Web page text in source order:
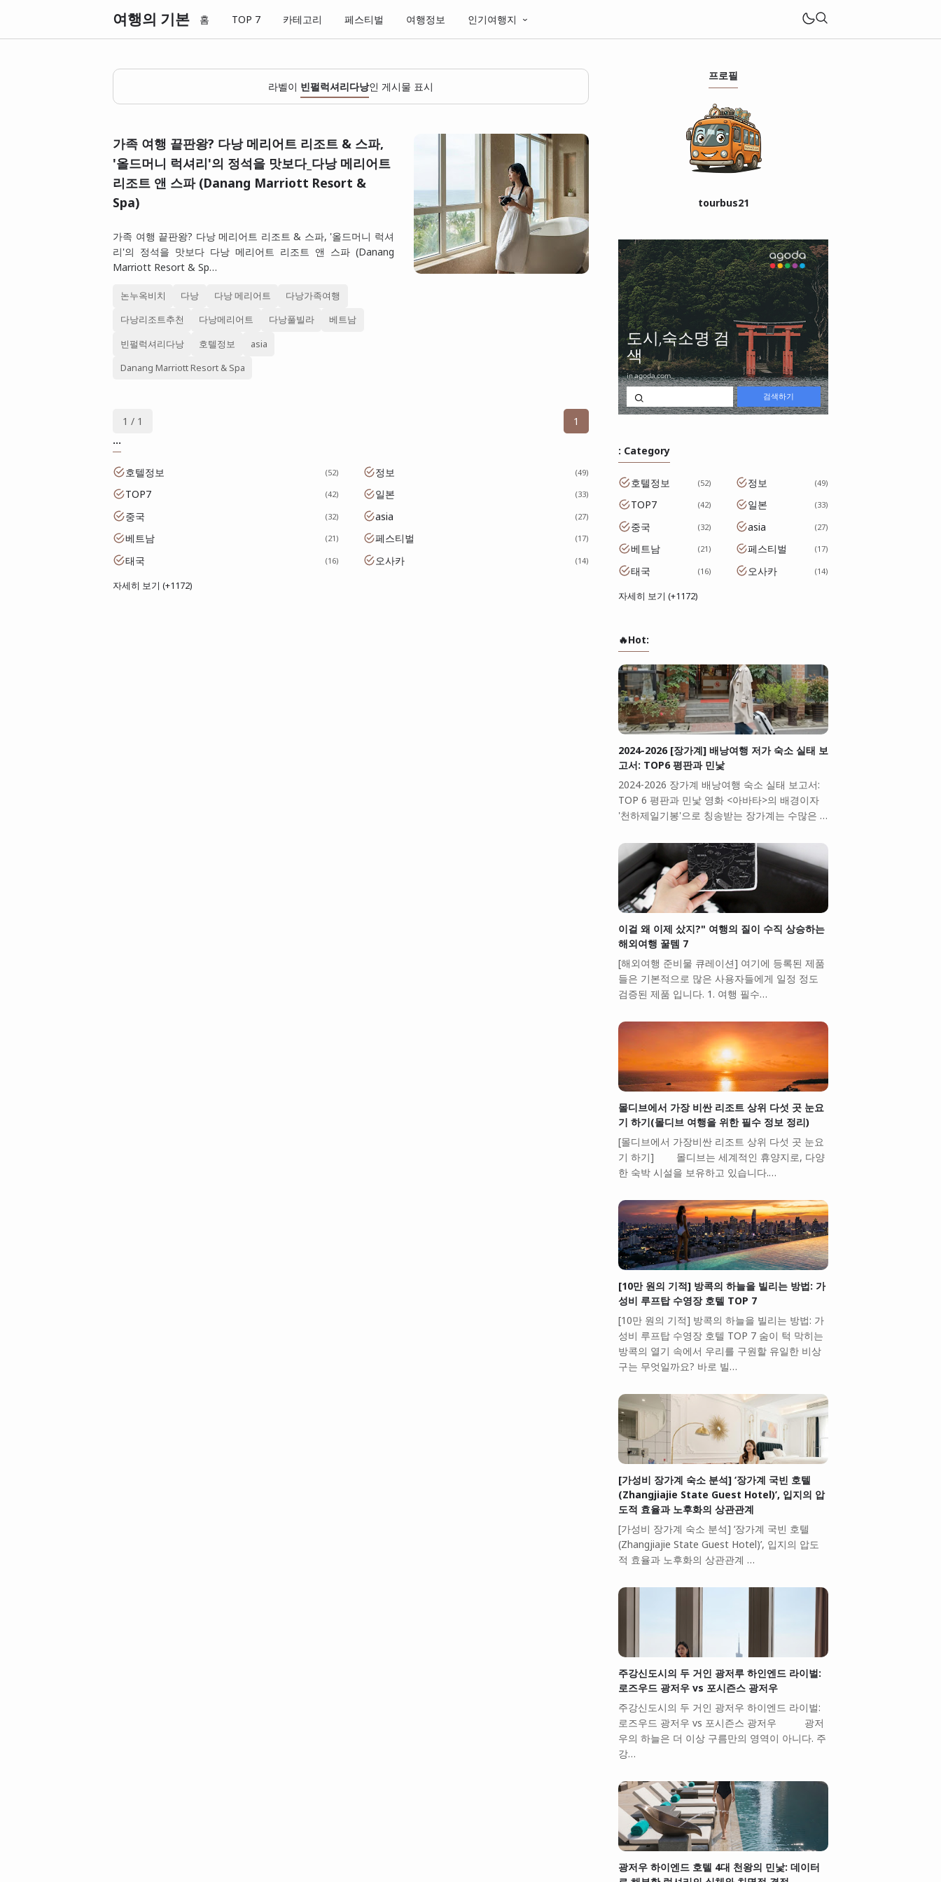
여행의 기본 홈 TOP 7 카테고리 페스티벌 여행정보 인기여행지
라벨이 빈펄럭셔리다낭인 게시물 표시
가족 여행 끝판왕? 다낭 메리어트 리조트 & 스파,
'올드머니 럭셔리'의 정석을 맛보다_다낭 메리어트
리조트 앤 스파 (Danang Marriott Resort &
Spa)
가족 여행 끝판왕? 다낭 메리어트 리조트 & 스파, '올드머니 럭셔
리'의 정석을 맛보다 다낭 메리어트 리조트 앤 스파 (Danang
Marriott Resort & Sp…
논누옥비치 다낭 다낭 메리어트 다낭가족여행
다낭리조트추천 다낭메리어트 다낭풀빌라 베트남
빈펄럭셔리다낭 호텔정보 asia
Danang Marriott Resort & Spa
1 / 1
1
...
호텔정보 52 정보 49
TOP7 42 일본 33
중국 32 asia 27
베트남 21 페스티벌 17
태국 16 오사카 14
자세히 보기 (+1172)
프로필
tourbus21
: Category
호텔정보 52 정보 49
TOP7 42 일본 33
중국 32 asia 27
베트남 21 페스티벌 17
태국 16 오사카 14
자세히 보기 (+1172)
🔥Hot:
2024-2026 [장가계] 배낭여행 저가 숙소 실태 보
고서: TOP6 평판과 민낯
2024-2026 장가계 배낭여행 숙소 실태 보고서:
TOP 6 평판과 민낯 영화 <아바타>의 배경이자
'천하제일기봉'으로 칭송받는 장가계는 수많은 …
이걸 왜 이제 샀지?" 여행의 질이 수직 상승하는
해외여행 꿀템 7
[해외여행 준비물 큐레이션] 여기에 등록된 제품
들은 기본적으로 많은 사용자들에게 일정 정도
검증된 제품 입니다. 1. 여행 필수…
몰디브에서 가장 비싼 리조트 상위 다섯 곳 눈요
기 하기(몰디브 여행을 위한 필수 정보 정리)
[몰디브에서 가장비싼 리조트 상위 다섯 곳 눈요
기 하기] 몰디브는 세계적인 휴양지로, 다양
한 숙박 시설을 보유하고 있습니다.…
[10만 원의 기적] 방콕의 하늘을 빌리는 방법: 가
성비 루프탑 수영장 호텔 TOP 7
[10만 원의 기적] 방콕의 하늘을 빌리는 방법: 가
성비 루프탑 수영장 호텔 TOP 7 숨이 턱 막히는
방콕의 열기 속에서 우리를 구원할 유일한 비상
구는 무엇일까요? 바로 빌…
[가성비 장가계 숙소 분석] ‘장가계 국빈 호텔
(Zhangjiajie State Guest Hotel)’, 입지의 압
도적 효율과 노후화의 상관관계
[가성비 장가계 숙소 분석] ‘장가계 국빈 호텔
(Zhangjiajie State Guest Hotel)’, 입지의 압도
적 효율과 노후화의 상관관계 …
주강신도시의 두 거인 광저루 하인엔드 라이벌:
로즈우드 광저우 vs 포시즌스 광저우
주강신도시의 두 거인 광저우 하이엔드 라이벌:
로즈우드 광저우 vs 포시즌스 광저우 광저
우의 하늘은 더 이상 구름만의 영역이 아니다. 주
강…
광저우 하이엔드 호텔 4대 천왕의 민낯: 데이터